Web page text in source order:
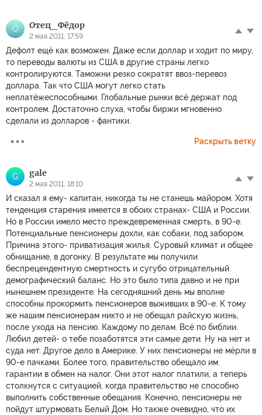
О Отец_Фёдор
2 мая 2011, 17:59
Дефолт ещё как возможен. Даже если доллар и ходит по миру,
то переводы валюты из США в другие страны легко
контролируются. Таможни резко сократят ввоз-перевоз
доллара. Так что США могут легко стать
неплатёжеспособными. Глобальные рынки всё держат под
контролем. Достаточно слуха, чтобы биржи мгновенно
сделали из долларов - фантики.
Раскрыть ветку
G gale
2 мая 2011, 18:10
И сказал я ему- капитан, никогда ты не станешь майором. Хотя
тенденция старения имеется в обоих странах- США и России.
Но в России имело место преждевременная смерть, в 90-е.
Потенциальные пенсионеры дохли, как собаки, под забором.
Причина этого- приватизация жилья. Суровый климат и общее
обнищание, в догонку. В результате мы получили
беспрецендентную смертность и сугубо отрицательный
демографический баланс. Но это было типа давно и не при
нынешнем президенте. На сегодняшний день мы вполне
способны прокормить пенсионеров выживших в 90-е. К тому
же нашим пенсионерам никто и не обещал райскую жизнь,
после ухода на пенсию. Каждому по делам. Всё по библии.
Любил детей- о тебе позаботятся эти самые дети. Ну на нет и
суда нет. Другое дело в Америке. У них пенсионеры не мёрли в
90-е пачками. Более того, правительство обещало им
гарантии в обмен на налог. Они этот налог платили, а теперь
столкнутся с ситуацией, когда правительство не способно
выполнить собственные обещания. Конечно, пенсионеры не
пойдут штурмовать Белый Дом. Но также очевидно, что их